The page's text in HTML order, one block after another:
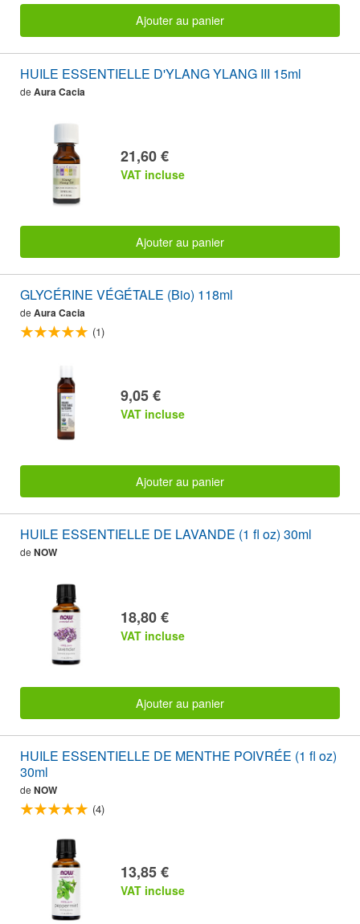
Ajouter au panier
HUILE ESSENTIELLE D'YLANG YLANG III 15ml
de Aura Cacia
21,60 €
VAT incluse
Ajouter au panier
GLYCÉRINE VÉGÉTALE (Bio) 118ml
de Aura Cacia
(1)
9,05 €
VAT incluse
Ajouter au panier
HUILE ESSENTIELLE DE LAVANDE (1 fl oz) 30ml
de NOW
18,80 €
VAT incluse
Ajouter au panier
HUILE ESSENTIELLE DE MENTHE POIVRÉE (1 fl oz)
30ml
de NOW
(4)
13,85 €
VAT incluse